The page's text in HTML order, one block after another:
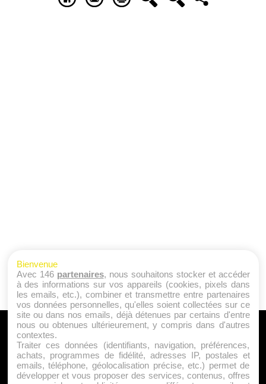
A PROPOS
Qui sommes nous ?
Mentions Légales
Publicité
Bienvenue
Avec 146 partenaires, nous souhaitons stocker et accéder
à des informations sur vos appareils (cookies, pixels dans
les emails, etc.), combiner et transmettre entre partenaires
vos données personnelles, qu'elles soient collectées sur ce
site ou dans nos emails, déjà détenues par certains d'entre
nous ou obtenues ultérieurement, y compris dans d'autres
contextes.
Traiter ces données (identifiants, navigation, préférences,
achats, programmes de fidélité, adresses IP, postales et
emails, téléphone, géolocalisation précise, etc.) permet de
développer et vous proposer des services, contenus, offres